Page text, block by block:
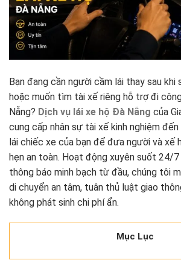
Bạn đang cần người cầm lái thay sau khi
hoặc muốn tìm tài xế riêng hỗ trợ đi
Nẵng? Dịch vụ lái xe hộ Đà Nẵng của
cung cấp nhân sự tài xế kinh nghiệm
lái chiếc xe của bạn để đưa người và xế
hẹn an toàn. Hoạt động xuyên suốt 24/
thông báo minh bạch từ đầu, chúng tôi
di chuyển an tâm, tuân thủ luật giao
không phát sinh chi phí ẩn.
Mục Lục